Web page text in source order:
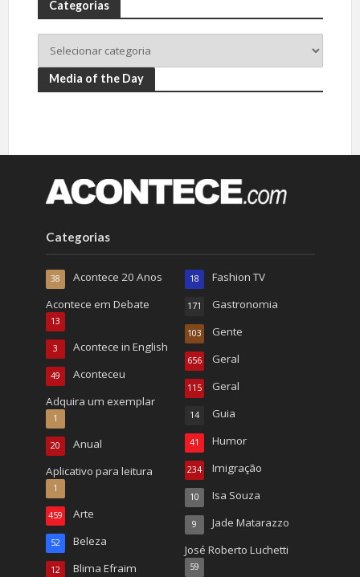
Categorias
Media of the Day
Categorias
Acontece 20 Anos
38
Acontece em Debate
13
Acontece in English
3
Aconteceu
49
Adquira um exemplar
1
Anual
20
Aplicativo para leitura
1
Arte
459
Beleza
52
Blima Efraim
12
Fashion TV
18
Gastronomia
171
Gente
103
Geral
656
Geral
115
Guia
14
Humor
41
Imigração
234
Isa Souza
10
Jade Matarazzo
9
José Roberto Luchetti
59